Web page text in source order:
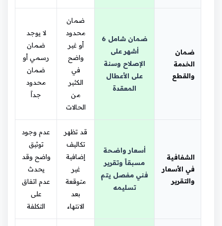
ضمان
الخدمة
والقطع
ضمان شامل 6
أشهر على
الإصلاح وسنة
على الأعطال
المعقدة
ضمان
محدود
أو غير
واضح
في
الكثير
من
الحالات
لا يوجد
ضمان
رسمي أو
ضمان
محدود
جداً
الشفافية
في الأسعار
والتقرير
أسعار واضحة
مسبقاً وتقرير
فني مفصل يتم
تسليمه
قد تظهر
تكاليف
إضافية
غير
متوقعة
بعد
الانتهاء
عدم وجود
توثيق
واضح وقد
يحدث
عدم اتفاق
على
التكلفة